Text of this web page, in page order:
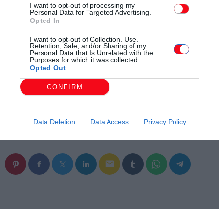
I want to opt-out of processing my
Personal Data for Targeted Advertising.
Opted In
I want to opt-out of Collection, Use,
Retention, Sale, and/or Sharing of my
Personal Data that Is Unrelated with the
Purposes for which it was collected.
Opted Out
CONFIRM
Data Deletion Data Access Privacy Policy
ανταγωνιστικό χαρακτήρα, σταθερότητα και προοπτική σε
διεθνές επίπεδο. Με το Ευρωπαϊκό Πρωτάθλημα Κ20 να
πλησιάζει, ο ίδιος αποδεικνύει πως έχει όλα τα φόντα για να
ξεχωρίσει”.
email